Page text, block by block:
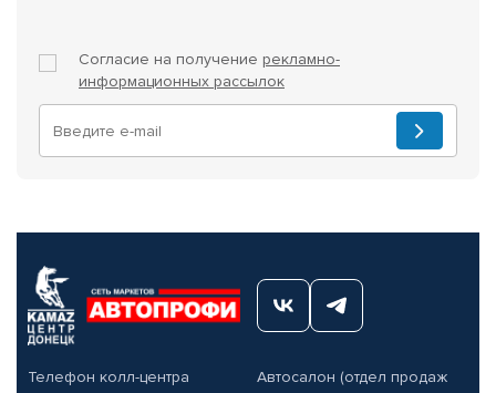
Согласие на получение рекламно-
информационных рассылок
Телефон колл-центра
Автосалон (отдел продаж